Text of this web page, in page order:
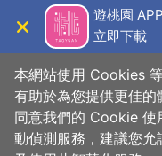
主
遊桃園
立即下載
首頁 > 想去的地方 > 美食
星上星
本網站使用 Cookies
有助於為您提供更佳
同意我們的 Cookie 使
動偵測服務，建議您